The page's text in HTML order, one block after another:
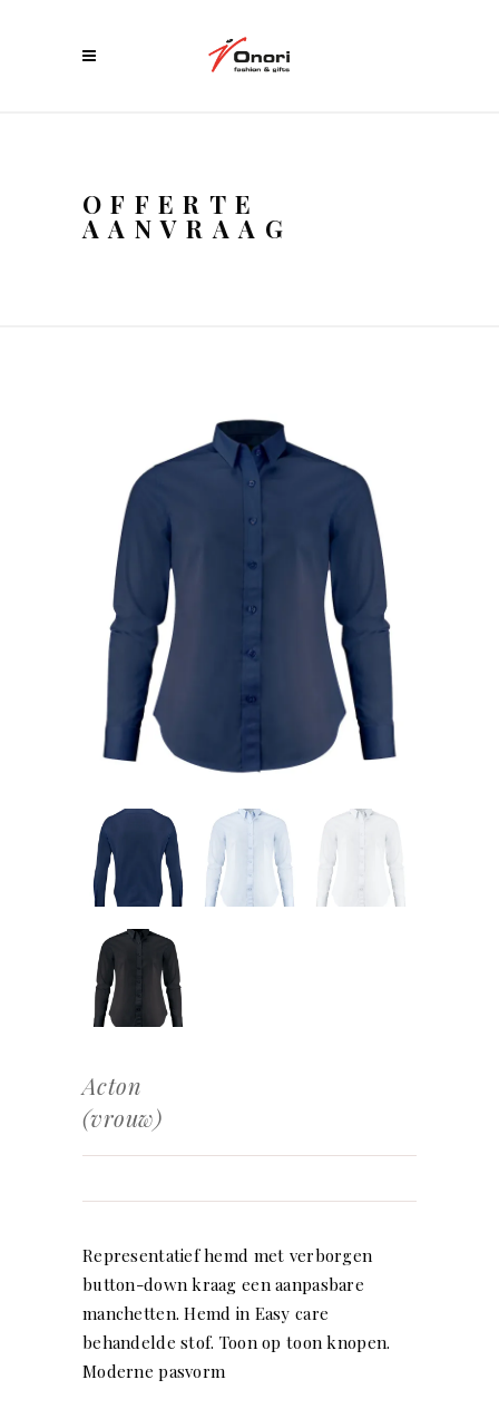
OFFERTE
AANVRAAG
Acton
(vrouw)
Representatief hemd met verborgen
button-down kraag een aanpasbare
manchetten. Hemd in Easy care
behandelde stof. Toon op toon knopen.
Moderne pasvorm